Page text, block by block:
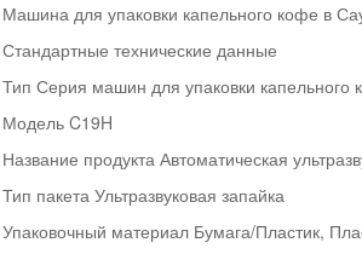
Машина для упаковки капельного кофе в
Стандартные технические данные
Тип Серия машин для упаковки капельного
Модель C19H
Название продукта Автоматическая
Тип пакета Ультразвуковая запайка
Упаковочный материал Бумага/Пластик,